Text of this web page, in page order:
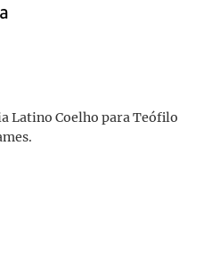
Latino Coelho para Teófilo